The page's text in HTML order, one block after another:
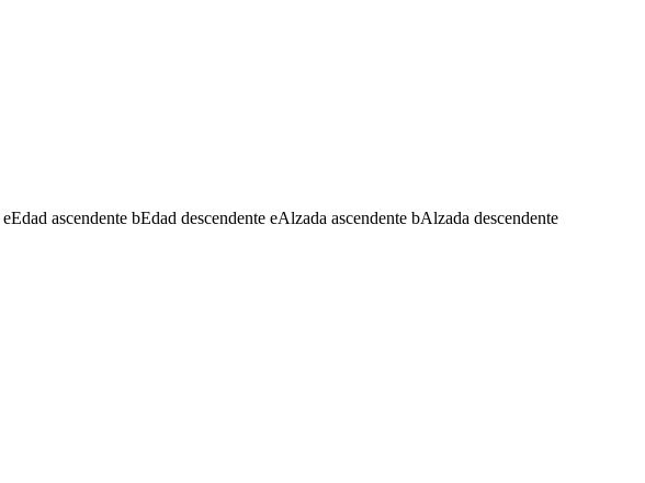
eEdad ascendente bEdad descendente eAlzada ascendente bAlzada descendente